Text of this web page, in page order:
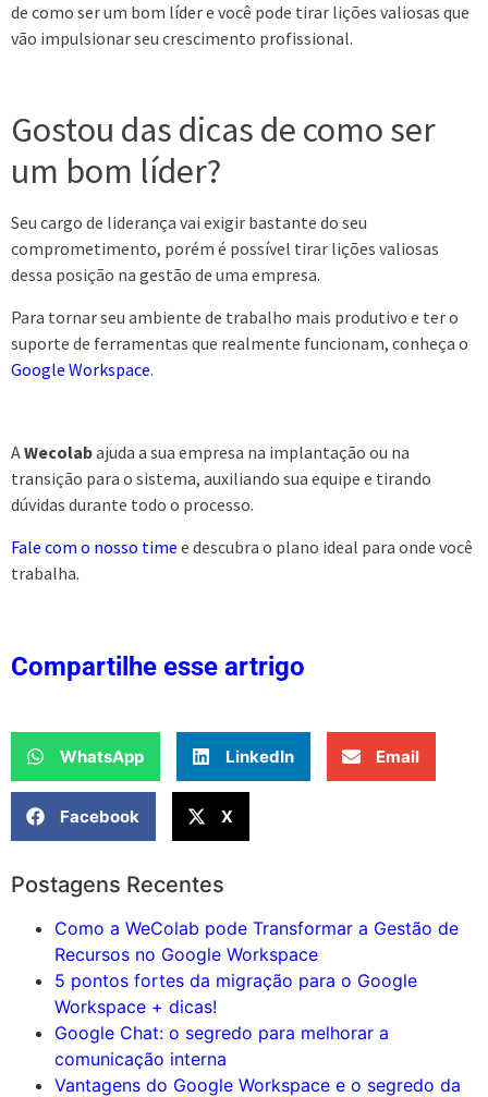
de como ser um bom líder e você pode tirar lições valiosas que
vão impulsionar seu crescimento profissional.
Gostou das dicas de como ser
um bom líder?
Seu cargo de liderança vai exigir bastante do seu
comprometimento, porém é possível tirar lições valiosas
dessa posição na gestão de uma empresa.
Para tornar seu ambiente de trabalho mais produtivo e ter o
suporte de ferramentas que realmente funcionam, conheça o
Google Workspace.
AWecolabajuda a sua empresa na implantação ou na
transição para o sistema, auxiliando sua equipe e tirando
dúvidas durante todo o processo.
Fale com o nosso time e descubra o plano ideal para onde você
trabalha.
Compartilhe esse artrigo
WhatsApp LinkedIn Email
Facebook X
Postagens Recentes
Como a WeColab pode Transformar a Gestão de
Recursos no Google Workspace
5 pontos fortes da migração para o Google
Workspace + dicas!
Google Chat: o segredo para melhorar a
comunicação interna
Vantagens do Google Workspace e o segredo da